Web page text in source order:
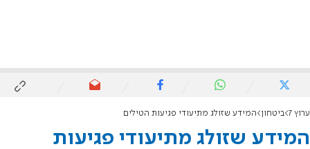
ערוץ 7 ביטחון המידע שזולג מתיעודי פגיעות הטילים
המידע שזולג מתיעודי פגיעות